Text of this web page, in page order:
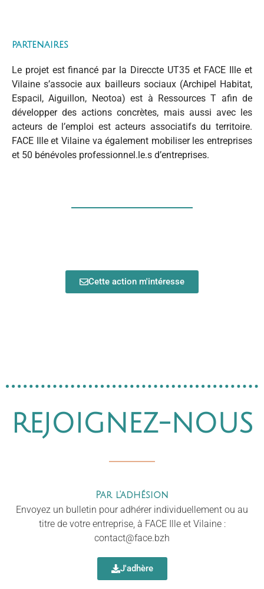
partenaires
Le projet est financé par la Direccte UT35 et FACE Ille et
Vilaine s’associe aux bailleurs sociaux (Archipel Habitat,
Espacil, Aiguillon, Neotoa) est à Ressources T afin de
développer des actions concrètes, mais aussi avec les
acteurs de l’emploi est acteurs associatifs du territoire.
FACE Ille et Vilaine va également mobiliser les entreprises
et 50 bénévoles professionnel.le.s d’entreprises.
Cette action m'intéresse
REJOIGNEZ-NOUS
Par l'adhésion
Envoyez un bulletin pour adhérer individuellement ou au
titre de votre entreprise, à FACE Ille et Vilaine :
contact@face.bzh
J'adhère